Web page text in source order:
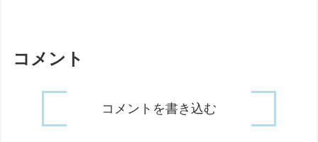
コメント
コメントを書き込む